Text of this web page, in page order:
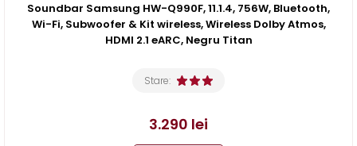
Soundbar Samsung HW-Q990F, 11.1.4, 756W, Bluetooth,
Wi-Fi, Subwoofer & Kit wireless, Wireless Dolby Atmos,
HDMI 2.1 eARC, Negru Titan
Stare:
3.290 lei